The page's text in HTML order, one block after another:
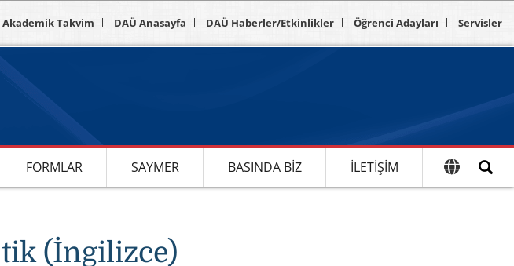
Akademik Takvim DAÜ Anasayfa DAÜ Haberler/Etkinlikler Öğrenci Adayları Servisler
FORMLAR SAYMER BASINDA BIZ İLETIŞIM
(İngilizce)